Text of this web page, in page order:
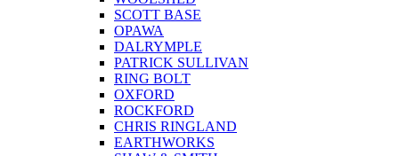
SCOTT BASE
OPAWA
DALRYMPLE
PATRICK SULLIVAN
RING BOLT
OXFORD
ROCKFORD
CHRIS RINGLAND
EARTHWORKS